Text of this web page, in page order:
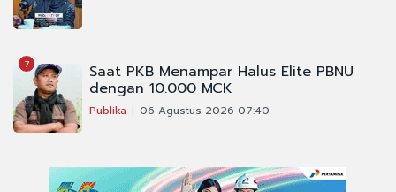
7 Saat PKB Menampar Halus Elite PBNU
dengan 10.000 MCK
Publika 06 Agustus 2026 07:40